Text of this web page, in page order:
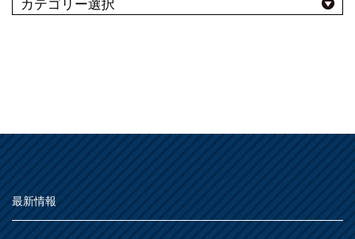
よくある質問 FAQ
Q&A集
用語集
お問い合わせ
その他
仕様
木部
鉄部・プラスチック製品
屋内
その他
浴室
種類別
うすめ液
その他
用語集
最新情報